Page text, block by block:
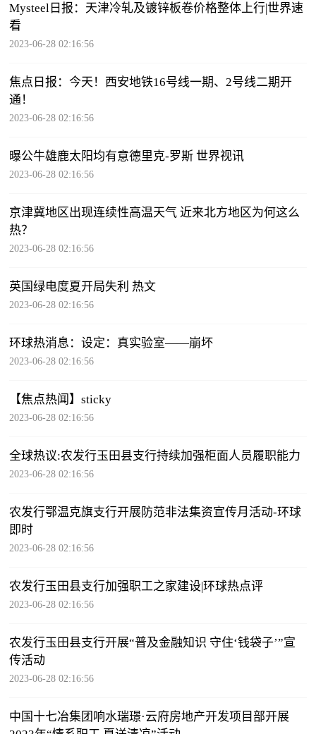
Mysteel日报：天津冷轧及镀锌板卷价格整体上行|世界速
看
2023-06-28 02:16:56
焦点日报：今天！西安地铁16号线一期、2号线二期开
通！
2023-06-28 02:16:56
曝公牛雄鹿太阳均有意德里克-罗斯 世界视讯
2023-06-28 02:16:56
京津冀地区出现连续性高温天气 近来北方地区为何这么
热？
2023-06-28 02:16:56
英国绿电度夏开局失利 热文
2023-06-28 02:16:56
环球热消息：设定：真实验室——崩坏
2023-06-28 02:16:56
【焦点热闻】sticky
2023-06-28 02:16:56
全球热议:农发行玉田县支行持续加强柜面人员履职能力
2023-06-28 02:16:56
农发行鄂温克旗支行开展防范非法集资宣传月活动-环球
即时
2023-06-28 02:16:56
农发行玉田县支行加强职工之家建设|环球热点评
2023-06-28 02:16:56
农发行玉田县支行开展“普及金融知识 守住‘钱袋子’”宣
传活动
2023-06-28 02:16:56
中国十七冶集团响水瑞璟·云府房地产开发项目部开展